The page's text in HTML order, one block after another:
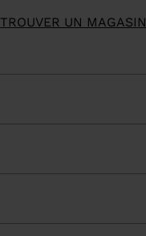
TROUVER UN MAGASIN